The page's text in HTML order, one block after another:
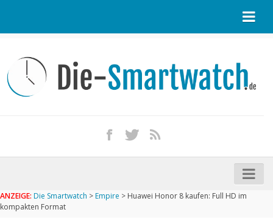
Kontakt / Tipp geben
Impressum
iPhone kaufen
Startseite
ANZEIGE: Die Smartwatch >Empire > Huawei Honor 8 kaufen: Full HD im
kompakten Format